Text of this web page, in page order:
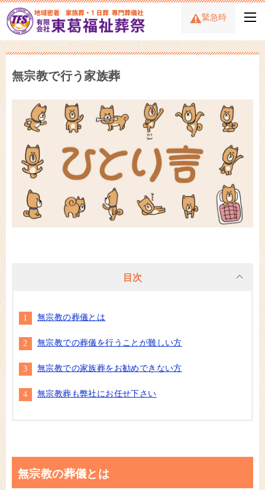
緊急時
無宗教で行う家族葬
目次
無宗教の葬儀とは
無宗教での葬儀を行うことが難しい方
無宗教での家族葬をお勧めできない方
無宗教葬も弊社にお任せ下さい
無宗教の葬儀とは